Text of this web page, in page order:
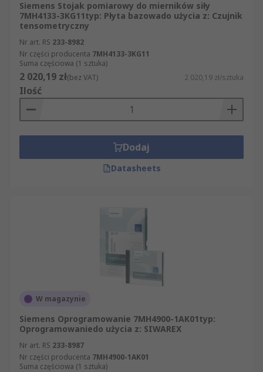
Siemens Stojak pomiarowy do mierników siły
7MH4133-3KG11typ: Płyta bazowado użycia z: Czujnik
tensometryczny
Nr art. RS 233-8982
Nr części producenta 7MH4133-3KG11
Suma częściowa (1 sztuka)
2 020,19 zł(bez VAT) 2 020,19 zł/sztuka
Ilość
Dodaj
Datasheets
W magazynie
Siemens Oprogramowanie 7MH4900-1AK01typ:
Oprogramowaniedo użycia z: SIWAREX
Nr art. RS 233-8987
Nr części producenta 7MH4900-1AK01
Suma częściowa (1 sztuka)